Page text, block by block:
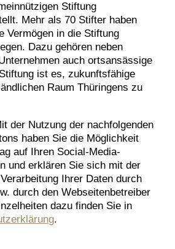
Stiftung
Mehr als 70 Stifter haben
Vermögen in die Stiftung
Dazu gehören neben
auch ortsansässige
ist es, zukunftsfähige
Raum Thüringens zu
der Nutzung der nachfolgenden
haben Sie die Möglichkeit
auf Ihren Social-Media-
und erklären Sie sich mit der
Ihrer Daten durch
durch den Webseitenbetreiber
dazu finden Sie in
.